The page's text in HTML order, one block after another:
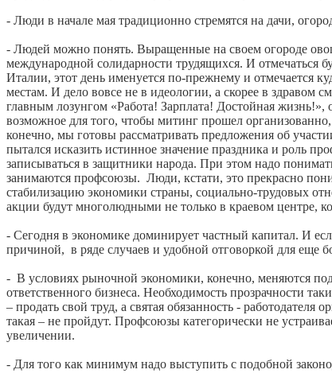
- Люди в начале мая традиционно стремятся на дачи,
- Людей можно понять. Выращенные на своем огороде
международной солидарности трудящихся. И отмечаться
Италии, этот день именуется по-прежнему и отмечается
местам. И дело вовсе не в идеологии, а скорее в
главным лозунгом «Работа! Зарплата! Достойная жизнь!»,
возможное для того, чтобы митинг прошел
конечно, мы готовы рассматривать предложения об
пытался исказить истинное значение праздника и роль
записываться в защитники народа. При этом надо
занимаются профсоюзы. Люди, кстати, это прекрасно
стабилизацию экономики страны, социально-трудовых
акции будут многолюдными не только в краевом центре,
- Сегодня в экономике доминирует частный капитал. И
причиной, в ряде случаев и удобной отговоркой для еще
- В условиях рыночной экономики, конечно, меняются
ответственного бизнеса. Необходимость прозрачности
– продать свой труд, а святая обязанность - работодателя
такая – не пройдут. Профсоюзы категорически не
увеличении.
- Для того как минимум надо выступить с подобной